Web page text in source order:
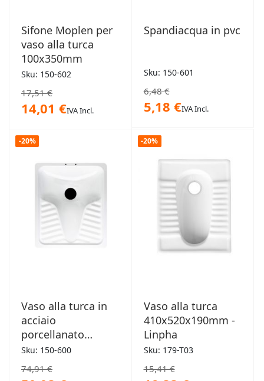
Sifone Moplen per
vaso alla turca
100x350mm
Sku: 150-602
17,51 €
14,01 €IVA Incl.
Spandiacqua in pvc
Sku: 150-601
6,48 €
5,18 €IVA Incl.
-20%
Vaso alla turca in
acciaio
porcellanato
55x65x15cm
Smavit
Sku: 150-600
74,91 €
-20%
Vaso alla turca
410x520x190mm -
Linpha
Sku: 179-T03
15,41 €